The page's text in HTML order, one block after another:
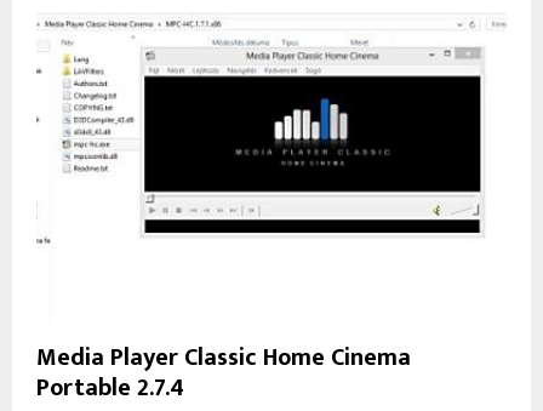
Media Player Classic Home Cinema
Portable 2.7.4